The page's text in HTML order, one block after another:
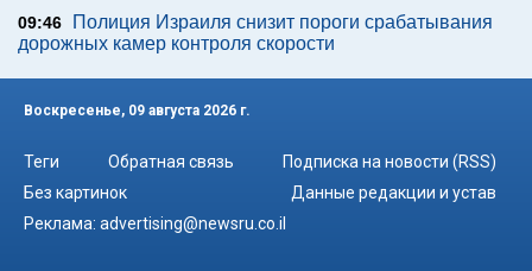
09:46
Полиция Израиля снизит пороги срабатывания
дорожных камер контроля скорости
Воскресенье, 09 августа 2026 г.
Теги Обратная связь
Подписка на новости (RSS)
Без картинок
Данные редакции и устав
Реклама: advertising@newsru.co.il